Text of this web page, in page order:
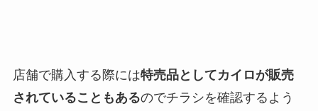
店舗で購入する際には特売品としてカイロが販売
されていることもあるのでチラシを確認するよう